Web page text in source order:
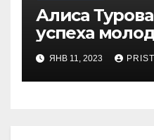
Алиса
успеха
которая
мир своим
ЯНВ 11, 2023